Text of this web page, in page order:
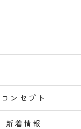
コンセプト
新着情報